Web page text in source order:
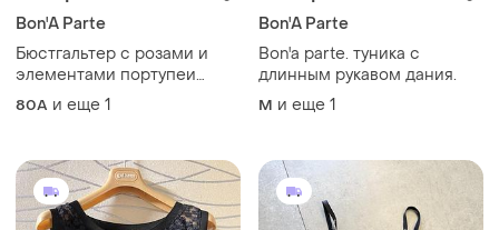
Bon'A Parte
Бюстгальтер с розами и
элементами портупеи
bon`a parte
80A и еще 1
Bon'A Parte
Bon'a parte. туника с
длинным рукавом дания.
M и еще 1